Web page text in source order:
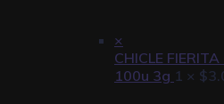
×
CHICLE
100u 3g 1 × $